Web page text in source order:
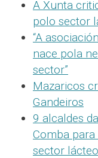
A Xunta
polo sector
“A
nace pola
sector”
Mazaricos
Gandeiros
9 alcaldes
Comba
sector lácteo